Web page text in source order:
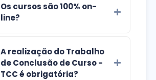
Os cursos são 100% on-
line?
A realização do Trabalho
de Conclusão de Curso -
TCC é obrigatória?